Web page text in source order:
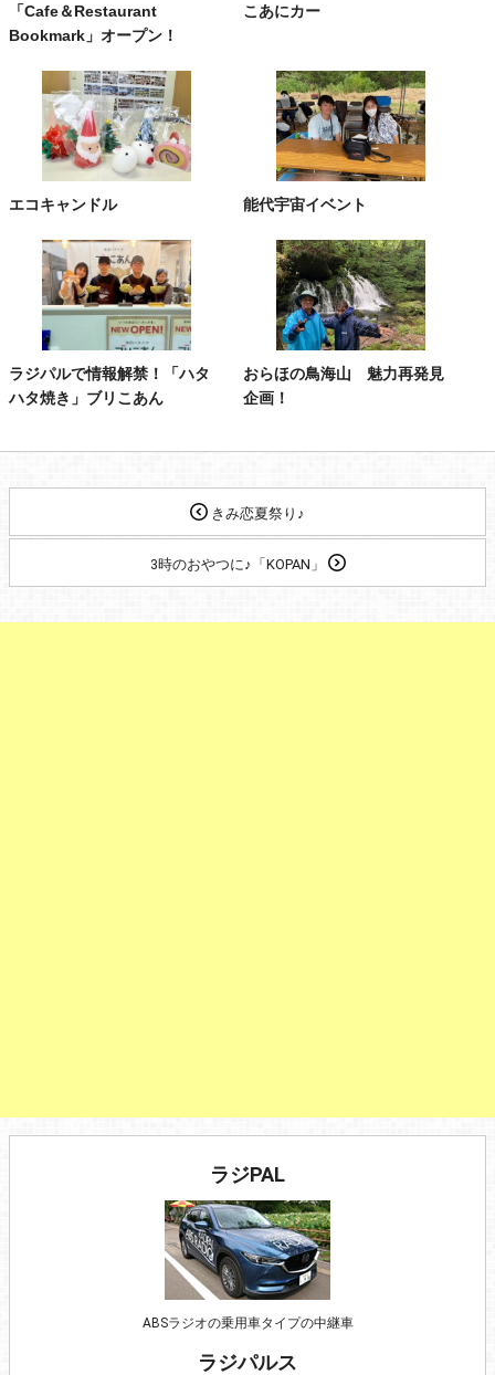
「Cafe＆Restaurant
Bookmark」オープン！
こあにカー
エコキャンドル 能代宇宙イベント
ラジパルで情報解禁！「ハタ
ハタ焼き」ブリこあん
おらほの鳥海山 魅力再発見
企画！
きみ恋夏祭り♪
3時のおやつに♪「KOPAN」
ラジPAL
ABSラジオの乗用車タイプの中継車
ラジパルス